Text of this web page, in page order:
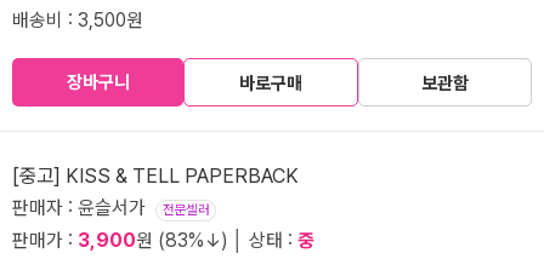
배송비 : 3,500원
장바구니 바로구매 보관함
[중고] KISS & TELL PAPERBACK
판매자 : 윤슬서가 전문셀러
판매가 : 3,900원 (83%↓) │ 상태 : 중